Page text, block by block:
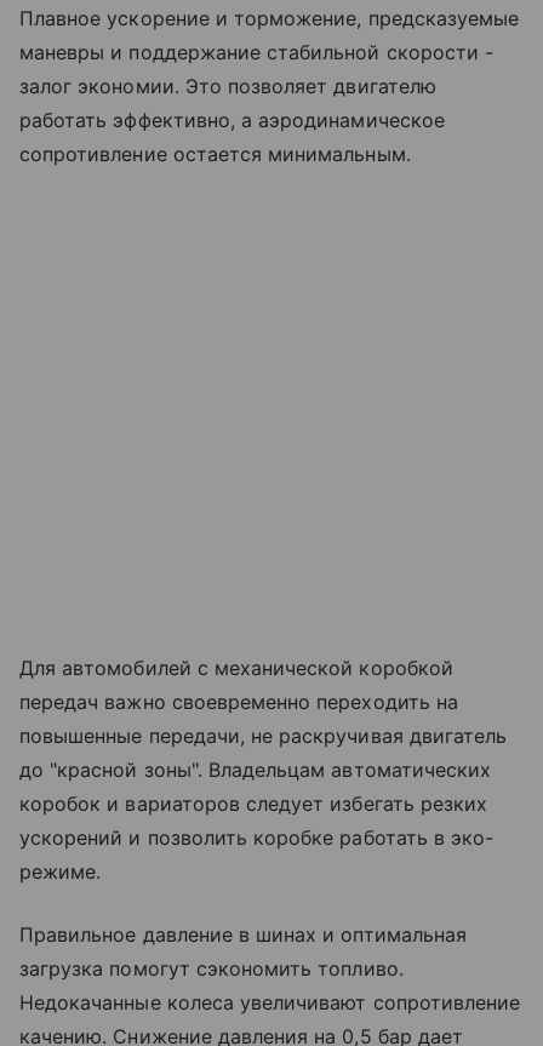
Плавное ускорение и торможение, предсказуемые
маневры и поддержание стабильной скорости -
залог экономии. Это позволяет двигателю
работать эффективно, а аэродинамическое
сопротивление остается минимальным.
Для автомобилей с механической коробкой
передач важно своевременно переходить на
повышенные передачи, не раскручивая двигатель
до "красной зоны". Владельцам автоматических
коробок и вариаторов следует избегать резких
ускорений и позволить коробке работать в эко-
режиме.
Правильное давление в шинах и оптимальная
загрузка помогут сэкономить топливо.
Недокачанные колеса увеличивают сопротивление
качению. Снижение давления на 0,5 бар дает